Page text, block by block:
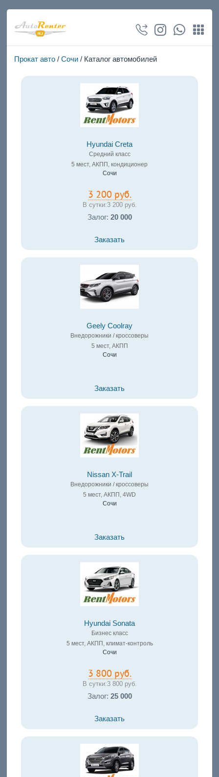
Прокат авто/ Сочи/ Каталог автомобилей
Hyundai Creta
Средний класс
5 мест, АКПП, кондиционер
Сочи
3 200 руб.
В сутки:3 200 руб.
Залог: 20 000
Заказать
Geely Coolray
Внедорожники / кроссоверы
5 мест, АКПП
Сочи
Заказать
Nissan X-Trail
Внедорожники / кроссоверы
5 мест, АКПП, 4WD
Сочи
Заказать
Hyundai Sonata
Бизнес класс
5 мест, АКПП, климат-контроль
Сочи
3 800 руб.
В сутки:3 800 руб.
Залог: 25 000
Заказать